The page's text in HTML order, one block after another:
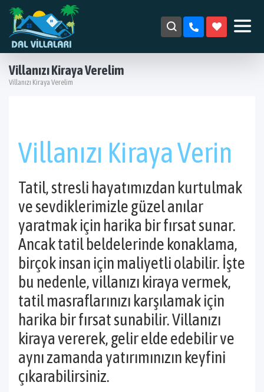
Villanızı Kiraya Verelim
Villanızı Kiraya Verelim
Villanızı Kiraya Verin
Tatil, stresli hayatımızdan kurtulmak
ve sevdiklerimizle güzel anılar
yaratmak için harika bir fırsat sunar.
Ancak tatil beldelerinde konaklama,
birçok insan için maliyetli olabilir. İşte
bu nedenle, villanızı kiraya vermek,
tatil masraflarınızı karşılamak için
harika bir fırsat sunabilir. Villanızı
kiraya vererek, gelir elde edebilir ve
aynı zamanda yatırımınızın keyfini
çıkarabilirsiniz.